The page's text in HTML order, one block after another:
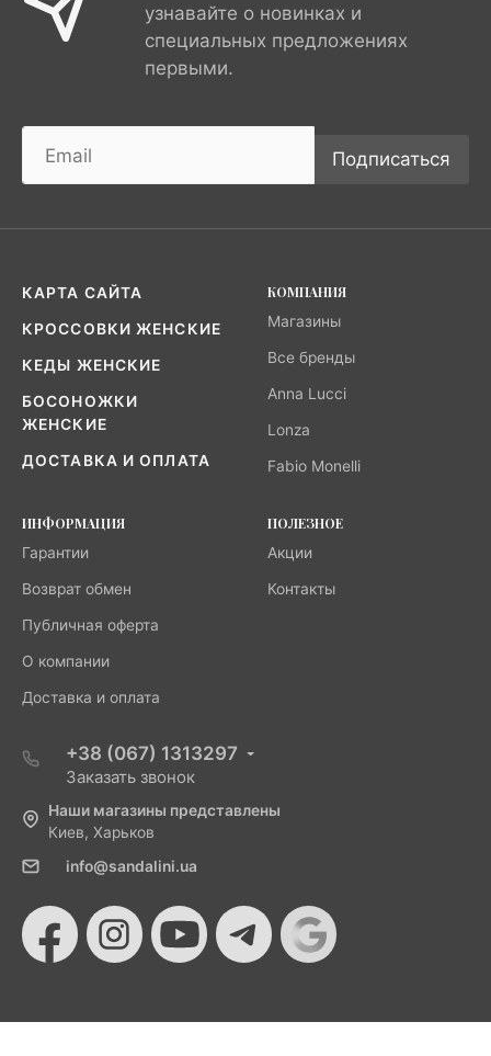
узнавайте о новинках и
специальных предложениях
первыми.
Подписаться
КАРТА САЙТА
КРОССОВКИ ЖЕНСКИЕ
КЕДЫ ЖЕНСКИЕ
БОСОНОЖКИ
ЖЕНСКИЕ
ДОСТАВКА И ОПЛАТА
КОМПАНИЯ
Магазины
Все бренды
Anna Lucci
Lonza
Fabio Monelli
ИНФОРМАЦИЯ
Гарантии
Возврат обмен
Публичная оферта
О компании
Доставка и оплата
ПОЛЕЗНОЕ
Акции
Контакты
+38 (067) 1313297
Заказать звонок
Наши магазины представлены
Киев, Харьков
info@sandalini.ua